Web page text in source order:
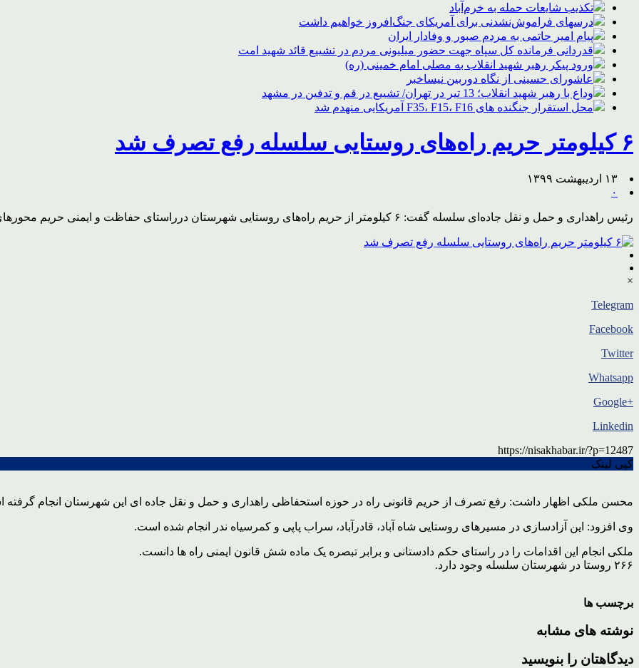
تکذیب شایعات حمله به خرم‌آباد
درسهای فراموش‌نشدنی برای آمریکای جنگ‌افروز خواهیم داشت
پیام امیر حاتمی به مردم صبور و وفادار ایران
قدردانی فرمانده کل سپاه جهت حضور میلیونی مردم در تشییع قائد شهید امت
ورود پیکر رهبر شهید انقلاب به مصلی امام خمینی (ره)
عاشورای حسینی از نگاه دوربین نیساخبر
وداع با رهبر شهید انقلاب؛ 13 تیر در تهران/ تشییع در قم و تدفین در مشهد
محل استقرار جنگنده های F35، F15، F16 آمریکایی منهدم شد
۶ کیلومتر حریم راه‌های روستایی سلسله رفع تصرف شد
۱۳ اردیبهشت ۱۳۹۹
۰
رئیس راهداری و حمل و نقل جاده‌ای سلسله گفت: ۶ کیلومتر از حریم راه‌های روستایی شهرستان درراستای حفاظت و ایمنی حریم محورهای ارتباطی رفع تصرف و آزادسازی شد.
×
Telegram
Facebook
Twitter
Whatsapp
+Google
Linkedin
https://nisakhabar.ir/?p=12487
کپی لینک
محسن ملکی اظهار داشت: رفع تصرف از حریم قانونی راه در حوزه استحفاظی راهداری و حمل و نقل جاده ای این شهرستان انجام
وی افزود: این آزادسازی در مسیرهای روستایی شاه آباد، قادرآباد، سراب پاپی و کمرسیاه ندر انجام شده است.
ملکی انجام این اقدامات را در راستای حکم دادستانی و برابر تبصره یک ماده شش قانون ایمنی راه ها دانست.
۲۶۶ روستا در شهرستان سلسله وجود دارد.
برچسب ها
نوشته های مشابه
دیدگاهتان را بنویسید